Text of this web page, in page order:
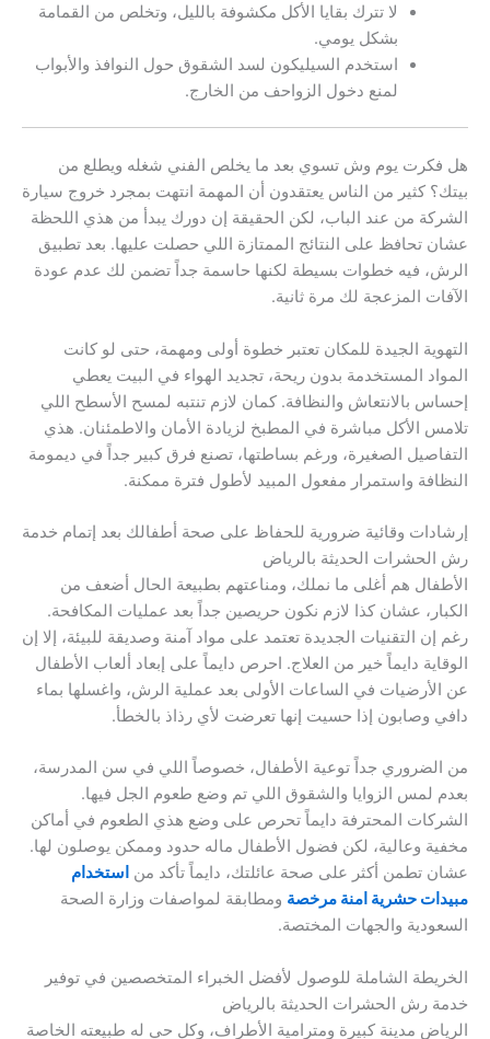
لا تترك بقايا الأكل مكشوفة بالليل، وتخلص من القمامة
بشكل يومي.
استخدم السيليكون لسد الشقوق حول النوافذ والأبواب
لمنع دخول الزواحف من الخارج.
هل فكرت يوم وش تسوي بعد ما يخلص الفني شغله ويطلع من
بيتك؟ كثير من الناس يعتقدون أن المهمة انتهت بمجرد خروج سيارة
الشركة من عند الباب، لكن الحقيقة إن دورك يبدأ من هذي اللحظة
عشان تحافظ على النتائج الممتازة اللي حصلت عليها. بعد تطبيق
الرش، فيه خطوات بسيطة لكنها حاسمة جداً تضمن لك عدم عودة
الآفات المزعجة لك مرة ثانية.
التهوية الجيدة للمكان تعتبر خطوة أولى ومهمة، حتى لو كانت
المواد المستخدمة بدون ريحة، تجديد الهواء في البيت يعطي
إحساس بالانتعاش والنظافة. كمان لازم تنتبه لمسح الأسطح اللي
تلامس الأكل مباشرة في المطبخ لزيادة الأمان والاطمئنان. هذي
التفاصيل الصغيرة، ورغم بساطتها، تصنع فرق كبير جداً في ديمومة
النظافة واستمرار مفعول المبيد لأطول فترة ممكنة.
إرشادات وقائية ضرورية للحفاظ على صحة أطفالك بعد إتمام خدمة
رش الحشرات الحديثة بالرياض
الأطفال هم أغلى ما نملك، ومناعتهم بطبيعة الحال أضعف من
الكبار، عشان كذا لازم نكون حريصين جداً بعد عمليات المكافحة.
رغم إن التقنيات الجديدة تعتمد على مواد آمنة وصديقة للبيئة، إلا إن
الوقاية دايماً خير من العلاج. احرص دايماً على إبعاد ألعاب الأطفال
عن الأرضيات في الساعات الأولى بعد عملية الرش، واغسلها بماء
دافي وصابون إذا حسيت إنها تعرضت لأي رذاذ بالخطأ.
من الضروري جداً توعية الأطفال، خصوصاً اللي في سن المدرسة،
بعدم لمس الزوايا والشقوق اللي تم وضع طعوم الجل فيها.
الشركات المحترفة دايماً تحرص على وضع هذي الطعوم في أماكن
مخفية وعالية، لكن فضول الأطفال ماله حدود وممكن يوصلون لها.
عشان تطمن أكثر على صحة عائلتك، دايماً تأكد من استخدام
مبيدات حشرية امنة مرخصة ومطابقة لمواصفات وزارة الصحة
السعودية والجهات المختصة.
الخريطة الشاملة للوصول لأفضل الخبراء المتخصصين في توفير
خدمة رش الحشرات الحديثة بالرياض
الرياض مدينة كبيرة ومترامية الأطراف، وكل حي له طبيعته الخاصة